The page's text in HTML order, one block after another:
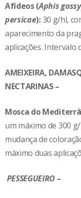
Afídeos (Aphis
persicae):30 g/hl,
aparecimento da
aplicações. Intervalo
AMEIXEIRA,
NECTARINAS –
Mosca do
um máximo de 300
mudança de
máximo duas
PESSEGUEIRO –